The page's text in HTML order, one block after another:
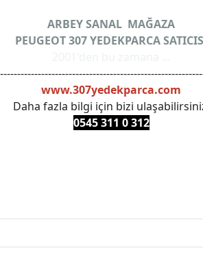
ARBEY SANAL MAĞAZA
PEUGEOT 307 YEDEKPARCA SATICIS
www.307yedekparca.com
Daha fazla bilgi için bizi
0545 311 0 312